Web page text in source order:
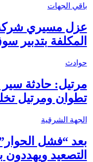
باقي الجهات
عزل مسيري
المكلفة بتدبير
حوادث
مرتيل: حادثة سير
تطوان ومرتيل تخلف 3
الجهة الشرقية
بعد “فشل
التصعيد